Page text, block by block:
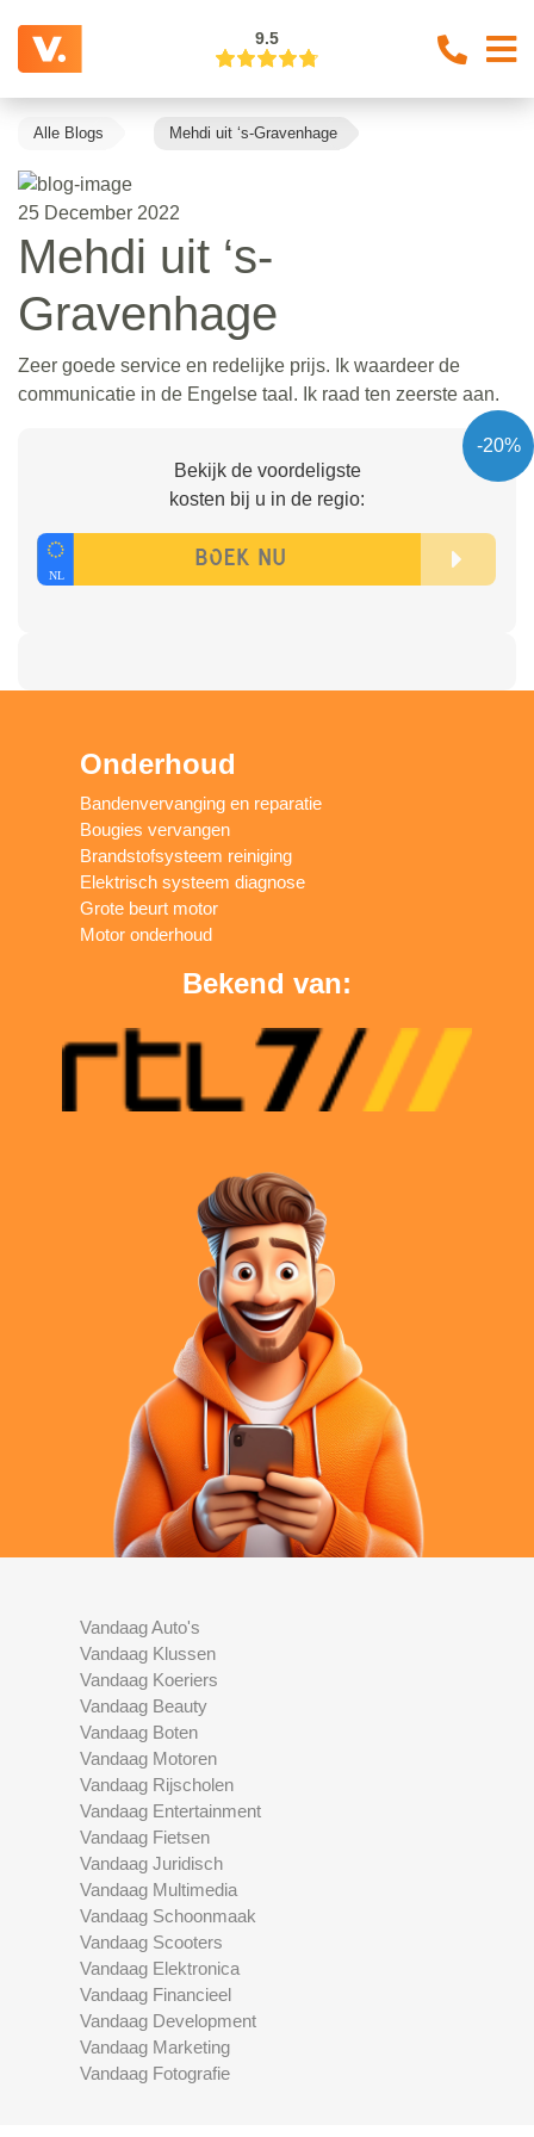
9.5
Alle Blogs Mehdi uit ‘s-Gravenhage
25 December 2022
Mehdi uit ‘s-
Gravenhage
Zeer goede service en redelijke prijs. Ik waardeer de
communicatie in de Engelse taal. Ik raad ten zeerste aan.
-20%
Bekijk de voordeligste
kosten bij u in de regio:
Onderhoud
Bandenvervanging en reparatie
Bougies vervangen
Brandstofsysteem reiniging
Elektrisch systeem diagnose
Grote beurt motor
Motor onderhoud
Bekend van:
Vandaag Auto's
Vandaag Klussen
Vandaag Koeriers
Vandaag Beauty
Vandaag Boten
Vandaag Motoren
Vandaag Rijscholen
Vandaag Entertainment
Vandaag Fietsen
Vandaag Juridisch
Vandaag Multimedia
Vandaag Schoonmaak
Vandaag Scooters
Vandaag Elektronica
Vandaag Financieel
Vandaag Development
Vandaag Marketing
Vandaag Fotografie